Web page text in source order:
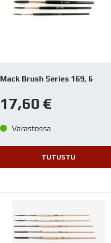
Mack Brush Series 169, 6
17,60€
Varastossa
TUTUSTU